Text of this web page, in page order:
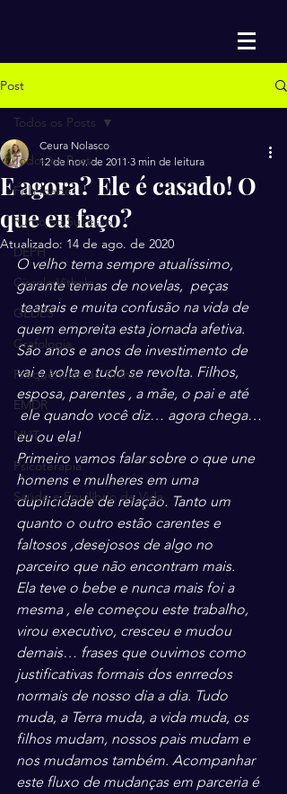
Post
Todos os Posts
Felicidade
Rumo ao Sucesso
DEPH
Circolo Vithale
GEDES
Grafologia
Frequências de Brilho
EMDR
NUT
Psicoterapia
Saúde e Equilíbrio de Vida
Todos os Posts
E agora? Ele é casado! O
que eu faço?
Ceura Nolasco
12 de nov. de 2011 3 min de leitura
Atualizado: 14 de ago. de 2020
O velho tema sempre atualíssimo,
garante temas de novelas,  peças
teatrais e muita confusão na vida de
quem empreita esta jornada afetiva.
São anos e anos de investimento de
vai e volta e tudo se revolta. Filhos,
esposa, parentes , a mãe, o pai e até
ele quando você diz… agora chega…
eu ou ela!
Primeiro vamos falar sobre o que une
homens e mulheres em uma
duplicidade de relação. Tanto um
quanto o outro estão carentes e
faltosos ,desejosos de algo no
parceiro que não encontram mais.
Ela teve o bebe e nunca mais foi a
mesma , ele começou este trabalho,
virou executivo, cresceu e mudou
demais… frases que ouvimos como
justificativas formais dos enrredos
normais de nosso dia a dia. Tudo
muda, a Terra muda, a vida muda, os
filhos mudam, nossos pais mudam e
nos mudamos também. Acompanhar
este fluxo de mudanças em parceria é